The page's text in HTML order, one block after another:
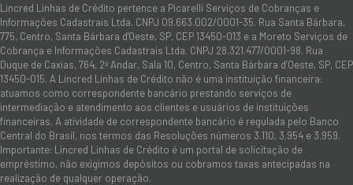
Lincred Linhas de Crédito pertence a Picarelli Serviços de Cobranças e
Informações Cadastrais Ltda. CNPJ 09.663.002/0001-35. Rua Santa Bárbara,
775, Centro, Santa Bárbara d'Oeste, SP, CEP 13450-013 e a Moreto Serviços de
Cobrança e Informações Cadastrais Ltda. CNPJ 28.321.477/0001-98. Rua
Duque de Caxias, 764, 2º Andar, Sala 10, Centro, Santa Bárbara d’Oeste, SP, CEP
13450-015. A Lincred Linhas de Crédito não é uma instituição financeira:
atuamos como correspondente bancário prestando serviços de
intermediação e atendimento aos clientes e usuários de instituições
financeiras. A atividade de correspondente bancário é regulada pelo Banco
Central do Brasil, nos termos das Resoluções números 3.110, 3.954 e 3.959.
Importante: Lincred Linhas de Crédito é um portal de solicitação de
empréstimo, não exigimos depósitos ou cobramos taxas antecipadas na
realização de qualquer operação.